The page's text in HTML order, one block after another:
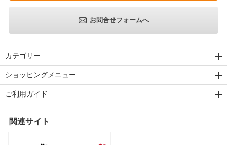
お問合せフォームへ
カテゴリー
ショッピングメニュー
ご利用ガイド
関連サイト